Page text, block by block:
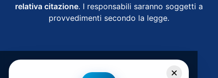
relativa citazione. I responsabili saranno soggetti a
provvedimenti secondo la legge.
×